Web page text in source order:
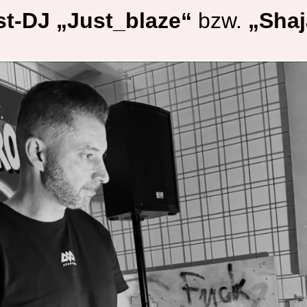
DJ „Just_blaze“ bzw.